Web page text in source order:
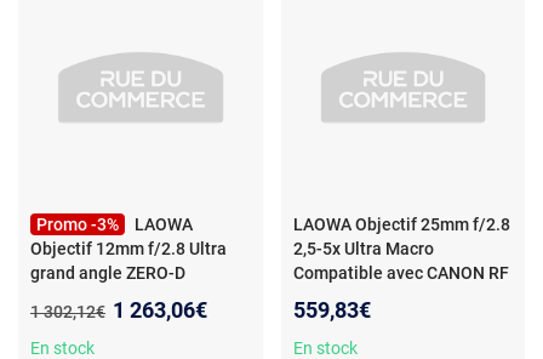
Promo -3%
LAOWA
Objectif 12mm f/2.8 Ultra
grand angle ZERO-D
LAOWA Objectif 12mm f/2.8
Ultra grand angle ZERO-D
Ancien prix :
1 302,12€ Nouveau prix :
1 263,06€
En stock
LAOWA Objectif 25mm f/2.8
2,5-5x Ultra Macro
Compatible avec CANON RF
f/2.8 2.5-5x Ultra Macro
Compatible avec CANON
559,83€
En stock